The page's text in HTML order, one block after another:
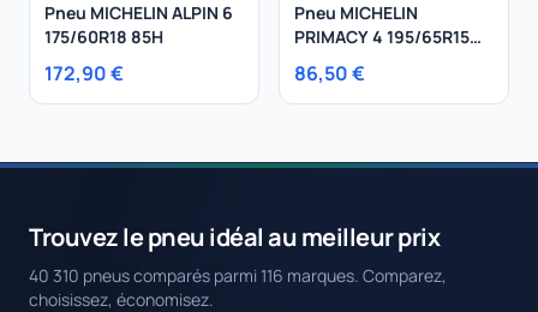
Pneu MICHELIN ALPIN 6
175/60R18 85H
172,90 €
Pneu MICHELIN
PRIMACY 4 195/65R15
91H
86,50 €
Trouvez le pneu idéal au meilleur prix
40 310 pneus comparés parmi 116 marques. Comparez,
choisissez, économisez.